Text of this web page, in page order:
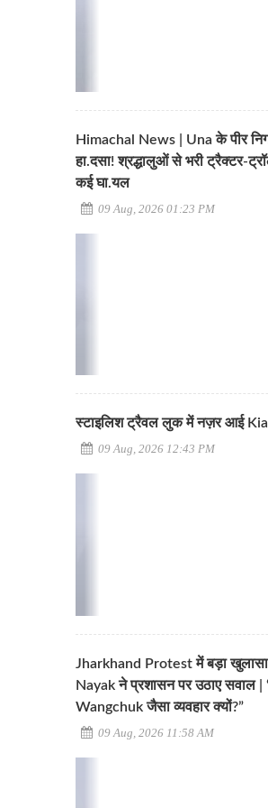
Himachal News | Una के पीर
हा.दसा! श्रद्धालुओं से भरी ट्रैक्टर-
कई घा.यल
09 Aug, 2026 01:23 PM
स्टाइलिश ट्रैवल लुक में नज़र आई
09 Aug, 2026 12:43 PM
Jharkhand Protest में बड़ा
Nayak ने प्रशासन पर उठाए सवाल |
Wangchuk जैसा व्यवहार क्यों?”
09 Aug, 2026 11:58 AM